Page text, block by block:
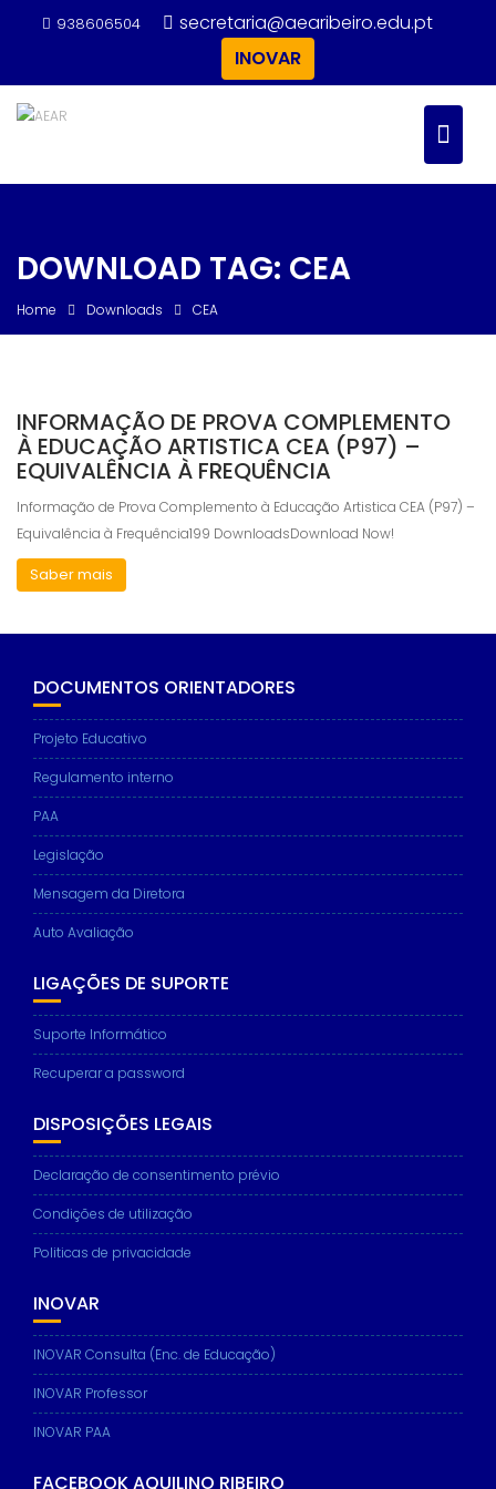
938606504
secretaria@aearibeiro.edu.pt
INOVAR
DOWNLOAD TAG: CEA
Home Downloads CEA
INFORMAÇÃO DE PROVA COMPLEMENTO
À EDUCAÇÃO ARTISTICA CEA (P97) –
EQUIVALÊNCIA À FREQUÊNCIA
Informação de Prova Complemento à Educação Artistica CEA (P97) –
Equivalência à Frequência199 DownloadsDownload Now!
Saber mais
DOCUMENTOS ORIENTADORES
Projeto Educativo
Regulamento interno
PAA
Legislação
Mensagem da Diretora
Auto Avaliação
LIGAÇÕES DE SUPORTE
Suporte Informático
Recuperar a password
DISPOSIÇÕES LEGAIS
Declaração de consentimento prévio
Condições de utilização
Politicas de privacidade
INOVAR
INOVAR Consulta (Enc. de Educação)
INOVAR Professor
INOVAR PAA
FACEBOOK AQUILINO RIBEIRO